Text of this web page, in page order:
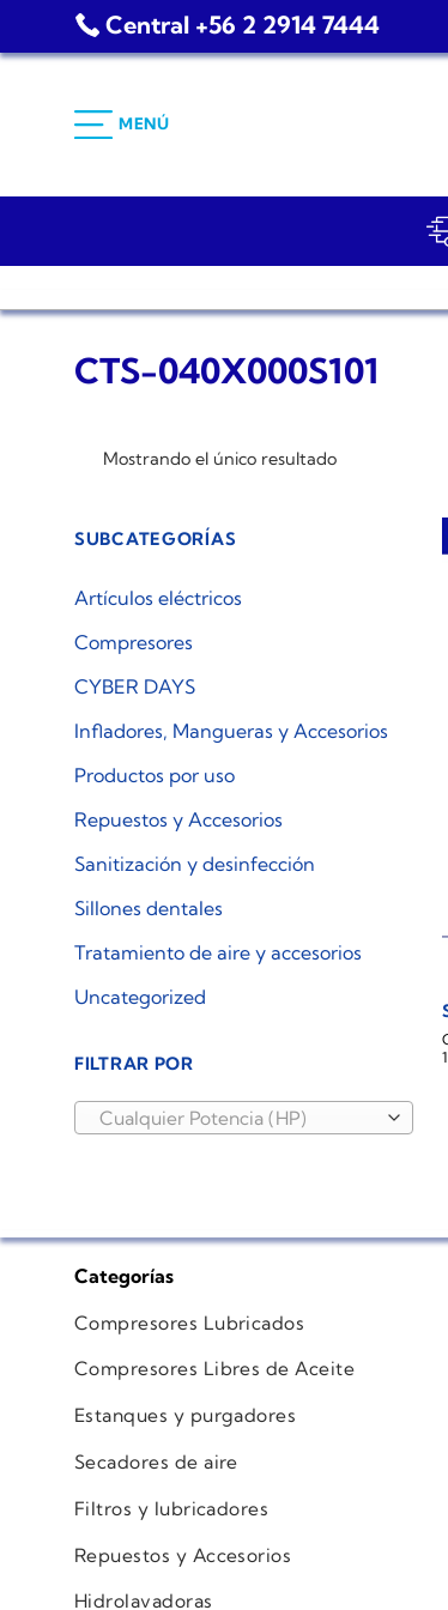
Central +56 2 2914 7444
MENÚ
CTS-040X000S101
Mostrando el único resultado
SUBCATEGORÍAS
Artículos eléctricos
Compresores
CYBER DAYS
Infladores, Mangueras y Accesorios
Productos por uso
Repuestos y Accesorios
Sanitización y desinfección
Sillones dentales
Tratamiento de aire y accesorios
Uncategorized
FILTRAR POR
Cualquier Potencia (HP)
Categorías
Compresores Lubricados
Compresores Libres de Aceite
Estanques y purgadores
Secadores de aire
Filtros y lubricadores
Repuestos y Accesorios
Hidrolavadoras